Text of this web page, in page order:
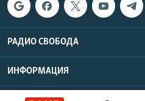
РАДИО СВОБОДА
ИНФОРМАЦИЯ